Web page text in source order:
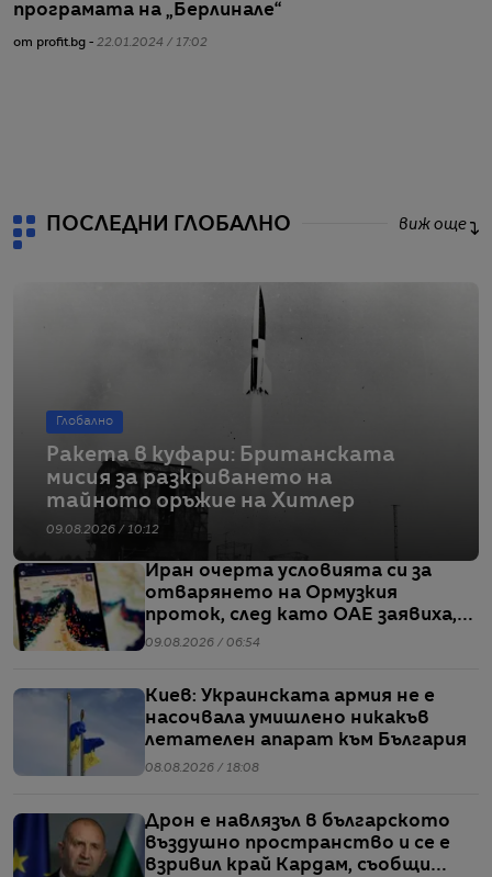
програмата на „Берлинале“
от profit.bg - 22.01.2024 / 17:02
ПОСЛЕДНИ ГЛОБАЛНО виж още
Глобално
Ракета в куфари: Британската
мисия за разкриването на
тайното оръжие на Хитлер
09.08.2026 / 10:12
Иран очерта условията си за
отварянето на Ормузкия
проток, след като ОАЕ заявиха,
че един от корабите им е бил
09.08.2026 / 06:54
Киев: Украинската армия не е
насочвала умишлено никакъв
летателен апарат към България
08.08.2026 / 18:08
Дрон е навлязъл в българското
въздушно пространство и се е
взривил край Кардам, съобщи